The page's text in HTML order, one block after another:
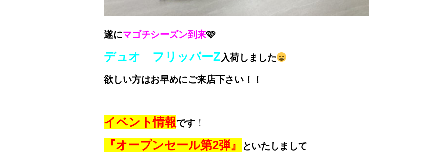
遂にマゴチシーズン到来🩷
デュオ フリッパーZ入荷しました
欲しい方はお早めにご来店下さい！！
イベント情報です！
『オープンセール第2弾』 といたしまして